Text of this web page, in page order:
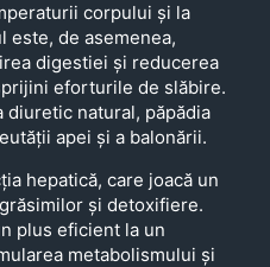
corpului și la
este, de asemenea,
digestiei și reducerea
eforturile de slăbire.
diuretic natural, păpădia
apei și a balonării.
hepatică, care joacă un
și detoxifiere.
plus eficient la un
metabolismului și